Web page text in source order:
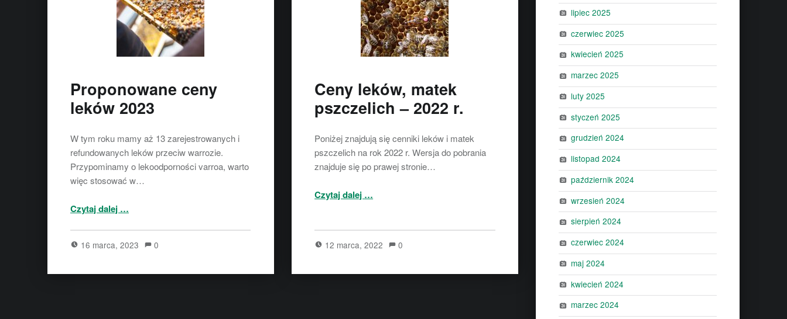
Proponowane ceny
leków 2023
W tym roku mamy aż 13 zarejestrowanych i
refundowanych leków przeciw warrozie.
Przypominamy o lekoodporności varroa, warto
więc stosować w…
Czytaj dalej …
16 marca, 2023 0
Ceny leków, matek
pszczelich – 2022 r.
Poniżej znajdują się cenniki leków i matek
pszczelich na rok 2022 r. Wersja do pobrania
znajduje się po prawej stronie…
Czytaj dalej …
12 marca, 2022 0
lipiec 2025
czerwiec 2025
kwiecień 2025
marzec 2025
luty 2025
styczeń 2025
grudzień 2024
listopad 2024
październik 2024
wrzesień 2024
sierpień 2024
czerwiec 2024
maj 2024
kwiecień 2024
marzec 2024